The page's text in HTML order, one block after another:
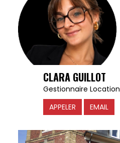
CLARA GUILLOT
Gestionnaire Location
APPELER
EMAIL